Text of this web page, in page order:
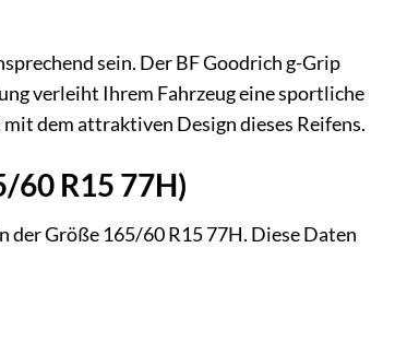
sein. Der BF Goodrich g-Grip
verleiht Ihrem Fahrzeug eine sportliche
dem attraktiven Design dieses Reifens.
60 R15 77H)
der Größe 165/60 R15 77H. Diese Daten